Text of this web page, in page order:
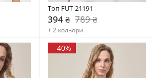
Топ FUT-21191
394 ₴ 789 ₴
+ 2 кольори
- 40%